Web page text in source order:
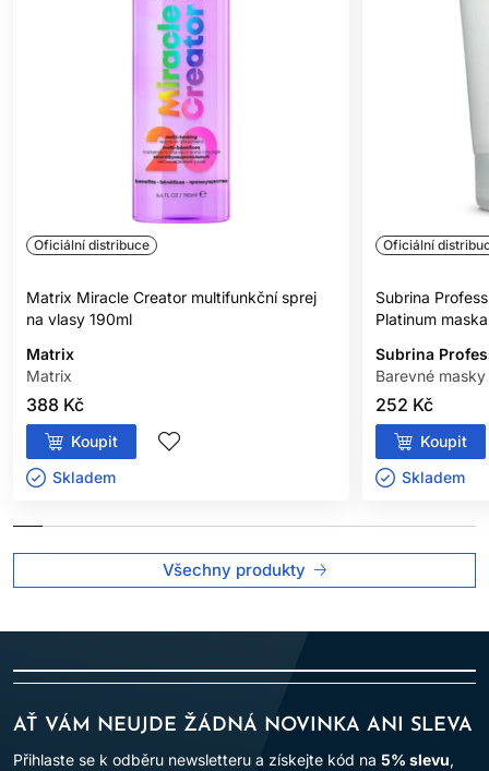
Oficiální distribuce
Matrix Miracle Creator multifunkční sprej
na vlasy 190ml
Matrix
Matrix
388 Kč
Koupit
Skladem ㅤ
Oficiální
Subrina
Platinum
Subrina
Barevné
252 Kč
Koupit
Skladem ㅤ
Všechny produkty
AŤ VÁM NEUJDE ŽÁDNÁ NOVINKA ANI SLEVA
Přihlaste se k odběru newsletteru a získejte kód na 5% slevu,